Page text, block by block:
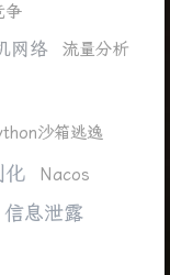
争
网络
流量分析
沙箱逃逸
化
Nacos
信息泄露